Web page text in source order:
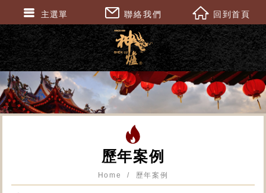
歷年案例
Home 歷年案例
主選單 聯絡我們 回到首頁